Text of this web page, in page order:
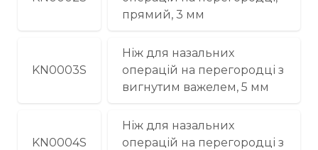
прямий, 3 мм
KN0003S
Ніж для назальних
операцій на перегородці з
вигнутим важелем, 5 мм
KN0004S
Ніж для назальних
операцій на перегородці з